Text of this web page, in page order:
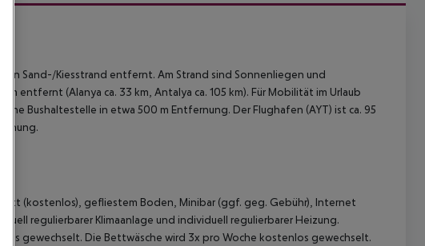
Sand-/Kiesstrand entfernt. Am Strand sind Sonnenliegen und
entfernt (Alanya ca. 33 km, Antalya ca. 105 km). Für Mobilität im Urlaub
Bushaltestelle in etwa 500 m Entfernung. Der Flughafen (AYT) ist ca. 95
(kostenlos), gefliestem Boden, Minibar (ggf. geg. Gebühr), Internet
regulierbarer Klimaanlage und individuell regulierbarer Heizung.
gewechselt. Die Bettwäsche wird 3x pro Woche kostenlos gewechselt.